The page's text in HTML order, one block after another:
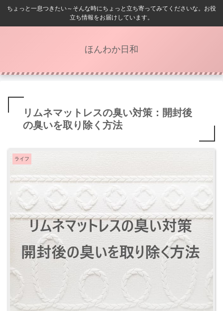
ちょっと一息つきたい～そんな時にちょっと立ち寄ってみてくださいな。お役
立ち情報をお届けしています。
ほんわか日和
リムネマットレスの臭い対策：開封後
の臭いを取り除く方法
ライフ